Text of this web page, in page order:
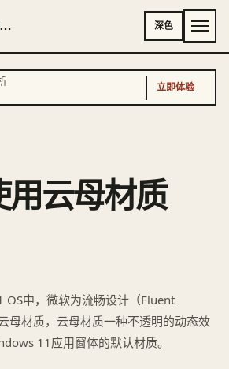
猪头少年 - 云南AI专家 - 云南独立开发者 深色
立即体验
用云母材质
中，微软为流畅设计（Fluent
母材质，云母材质一种不透明的动态效
11应用窗体的默认材质。